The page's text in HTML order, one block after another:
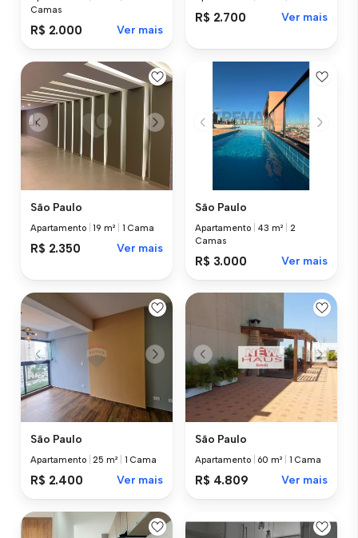
Camas
R$ 2.000 Ver mais
R$ 2.700 Ver mais
São Paulo
Apartamento |19 m² 1 Cama
R$ 2.350 Ver mais
São Paulo
Apartamento 43 m²
2
Camas
R$ 3.000 Ver mais
São Paulo
Apartamento 25 m² 1 Cama
R$ 2.400 Ver mais
São Paulo
Apartamento 60 m² 1 Cama
R$ 4.809 Ver mais